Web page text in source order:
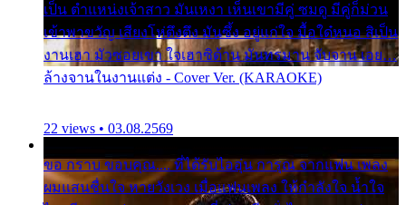
เป็น ตำแหน่งเจ้าสาว มันเหงา เห็นเขามีคู่ ซมดู มีคู่ก็ม่วน
เข้าพาขวัญ เสียงโห่ตึงตึง มันซึ้ง อยู่แก่ใจ มื้อใด๋หนอ สิเป็น
งานเฮา มัวซอยเขา ใจเฮาซิด้าน มันทรมาน จับจาน เอย…
ล้างจานในงานแต่ง - Cover Ver. (KARAOKE)
22 views • 03.08.2569
ขอ กราบ ขอบคุณ.... ที่ได้รับไออุ่น การุณ จากแฟน เพลง
ผมแสนชื่นใจ หายวังเวง เมื่อแฟนเพลง ให้กำลังใจ น้ำใจ